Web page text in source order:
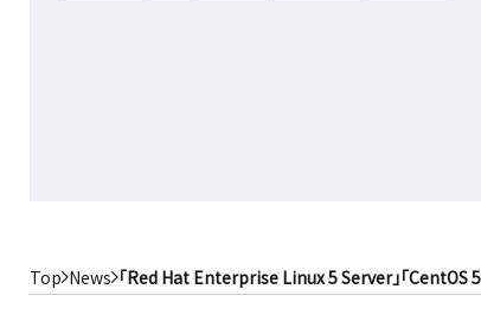
Top News 「Red Hat Enterprise Linux 5 Server」「CentOS